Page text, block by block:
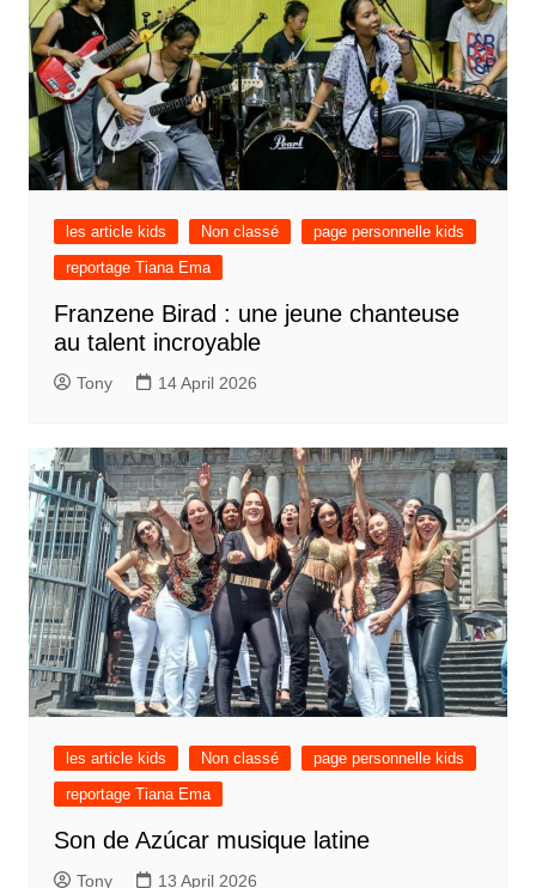
les article kids Non classé
page personnelle kids
reportage Tiana Ema
Franzene Birad : une jeune chanteuse
au talent incroyable
Tony 14 April 2026
les article kids Non classé
page personnelle kids
reportage Tiana Ema
Son de Azúcar musique latine
Tony 13 April 2026